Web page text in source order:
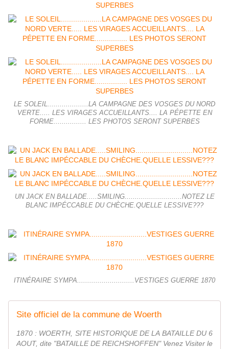
LE SOLEIL....................LA CAMPAGNE DES VOSGES DU NORD
VERTE..... LES VIRAGES ACCUEILLANTS.... LA PÉPETTE EN
FORME................ LES PHOTOS SERONT SUPERBES
UN JACK EN BALLADE.....SMILING............................NOTEZ LE
BLANC IMPÉCCABLE DU CHÈCHE.QUELLE LESSIVE???
ITINÉRAIRE SYMPA............................VESTIGES GUERRE 1870
Site officiel de la commune de Woerth
1870 : WOERTH, SITE HISTORIQUE DE LA BATAILLE DU 6
AOUT, dite "BATAILLE DE REICHSHOFFEN" Venez Visiter le